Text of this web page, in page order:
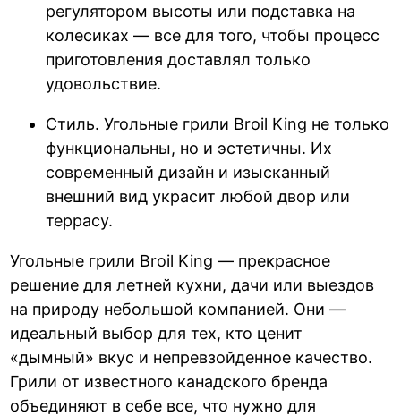
регулятором высоты или подставка на
колесиках — все для того, чтобы процесс
приготовления доставлял только
удовольствие.
Стиль. Угольные грили Broil King не только
функциональны, но и эстетичны. Их
современный дизайн и изысканный
внешний вид украсит любой двор или
террасу.
Угольные грили Broil King — прекрасное
решение для летней кухни, дачи или выездов
на природу небольшой компанией. Они —
идеальный выбор для тех, кто ценит
«дымный» вкус и непревзойденное качество.
Грили от известного канадского бренда
объединяют в себе все, что нужно для